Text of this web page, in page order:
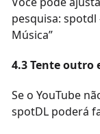
pesquisa: spotdl
Música”
4.3 Tente outro
Se o YouTube
spotDL poderá